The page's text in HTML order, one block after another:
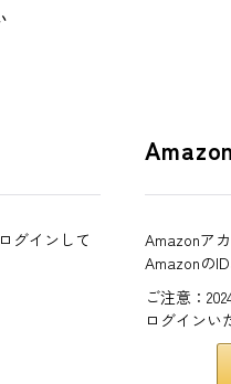
グインして
Amazonア
Amazonの
ご注意：
ログインい